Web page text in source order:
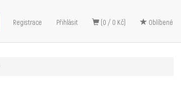
(0 / 0 Kč) Oblíbené
Registrace Přihlásit